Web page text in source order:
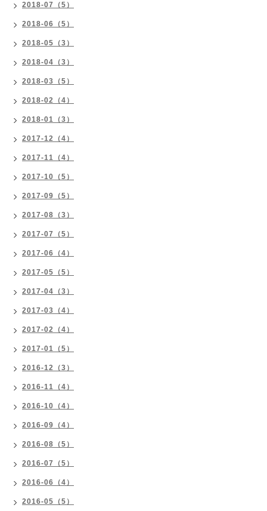
2018-07（5）
2018-06（5）
2018-05（3）
2018-04（3）
2018-03（5）
2018-02（4）
2018-01（3）
2017-12（4）
2017-11（4）
2017-10（5）
2017-09（5）
2017-08（3）
2017-07（5）
2017-06（4）
2017-05（5）
2017-04（3）
2017-03（4）
2017-02（4）
2017-01（5）
2016-12（3）
2016-11（4）
2016-10（4）
2016-09（4）
2016-08（5）
2016-07（5）
2016-06（4）
2016-05（5）